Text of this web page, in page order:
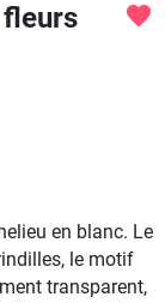
favorite
en blanc. Le
le motif
transparent,